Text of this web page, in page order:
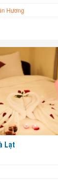
Hương
Lạt